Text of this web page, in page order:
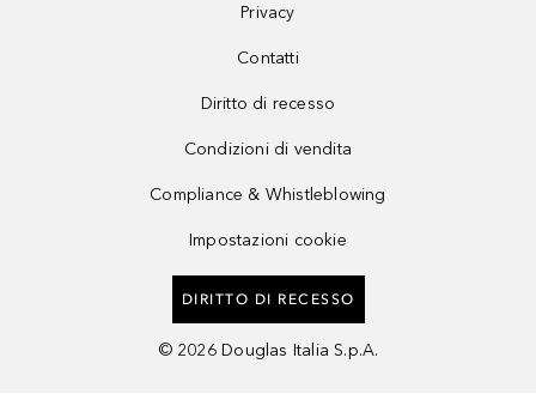
Privacy
Contatti
Diritto di recesso
Condizioni di vendita
Compliance & Whistleblowing
Impostazioni cookie
DIRITTO DI RECESSO
© 2026 Douglas Italia S.p.A.